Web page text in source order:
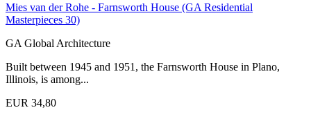
Mies van der Rohe - Farnsworth House (GA Residential
Masterpieces 30)
GA Global Architecture
Built between 1945 and 1951, the Farnsworth House in Plano,
Illinois, is among...
EUR 34,80